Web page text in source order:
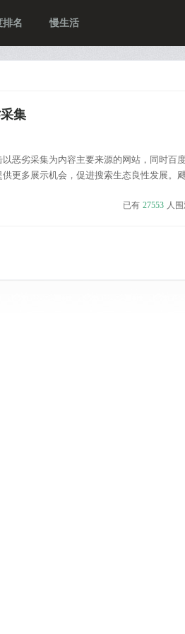
排名 慢生活
集
恶劣采集为内容主要来源的网站，同时百
更多展示机会，促进搜索生态良性发展。
馈中心进行反馈。...
已有 27553 人